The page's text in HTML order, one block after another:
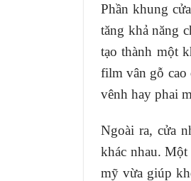
Phần khung
tăng khả năng
tạo thành một
film vân gỗ cao
vênh hay phai
Ngoài ra, cửa
khác nhau.
mỹ vừa giúp